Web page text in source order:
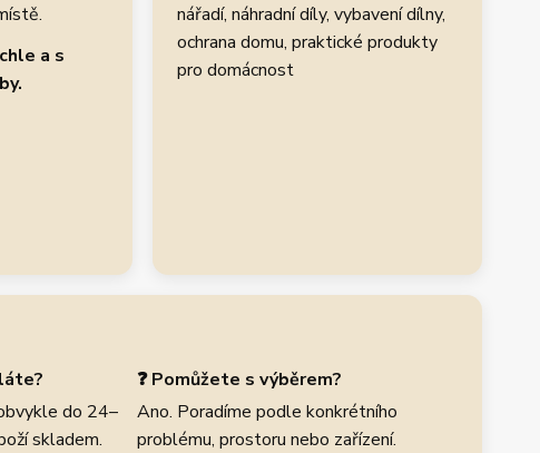
a s
nářadí, náhradní díly, vybavení dílny,
ochrana domu, praktické produkty
pro domácnost
do 24–
skladem.
❓ Pomůžete s výběrem?
Ano. Poradíme podle konkrétního
problému, prostoru nebo zařízení.